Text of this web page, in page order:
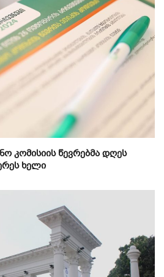
კომისიის წევრებმა დღეს
ხელი